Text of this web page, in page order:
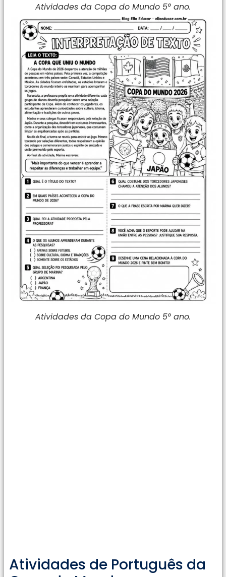
Atividades da Copa do Mundo 5° ano.
Atividades da Copa do Mundo 5° ano.
Atividades de Português da